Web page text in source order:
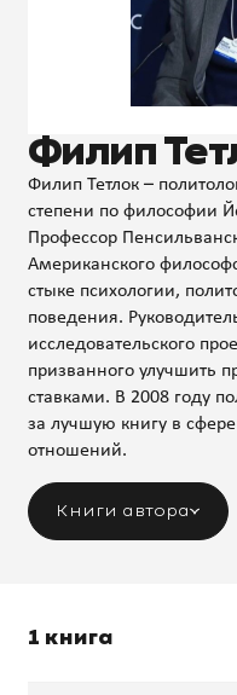
Филип
Филип Тетлок –
степени по философии
Профессор
Американского
стыке психологии,
поведения.
исследовательского
призванного улучшить
ставками. В 2008 году
за лучшую книгу в
отношений.
Книги автора
1 книга